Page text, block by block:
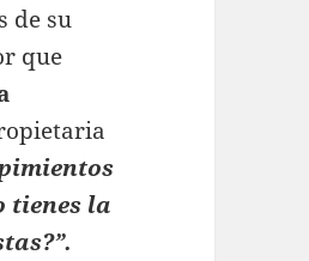
de su
que
tienes la